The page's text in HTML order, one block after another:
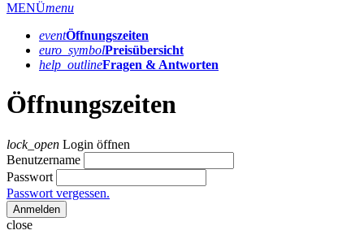
MENÜmenu
eventÖffnungs­zeiten
euro_symbolPreis­übersicht
help_outlineFragen & Antworten
Öffnungszeiten
lock_open Login öffnen
Benutzername
Passwort
Passwort vergessen.
Anmelden
close